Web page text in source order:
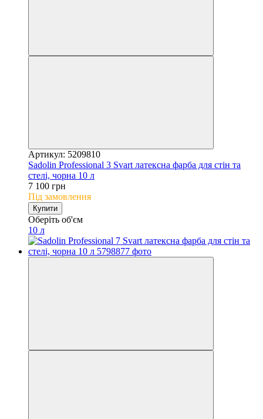
Артикул: 5209810
Sadolin Professional 3 Svart латексна фарба для стін та
стелі, чорна 10 л
7 100 грн
Під замовлення
Купити
Оберіть об'єм
10 л